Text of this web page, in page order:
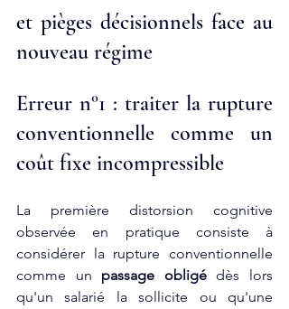
et pièges décisionnels face au
nouveau régime
Erreur n°1 : traiter la rupture
conventionnelle comme un
coût fixe incompressible
La première distorsion cognitive
observée en pratique consiste à
considérer la rupture conventionnelle
comme un passage obligé dès lors
qu'un salarié la sollicite ou qu'une